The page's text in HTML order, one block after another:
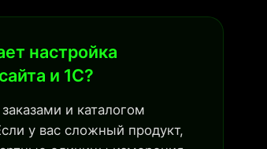
настройка
и 1С?
и каталогом
у вас сложный продукт,